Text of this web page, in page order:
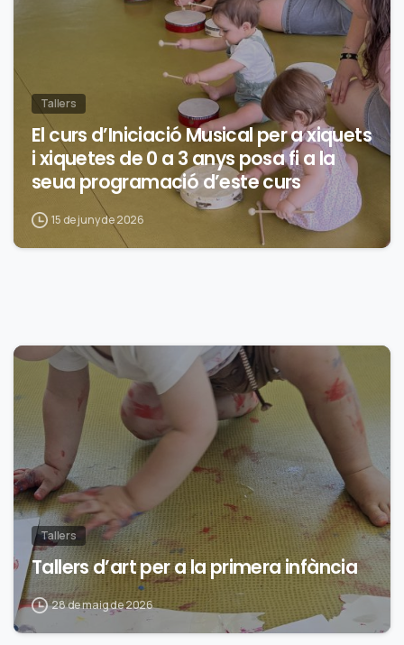
Tallers
El curs d’Iniciació Musical per a xiquets
i xiquetes de 0 a 3 anys posa fi a la
seua programació d’este curs
15 de juny de 2026
Tallers
Tallers d’art per a la primera infància
28 de maig de 2026